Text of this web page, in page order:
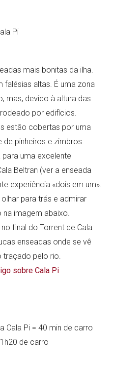
mais bonitas da ilha.
falésias altas. É uma zona
mas, devido à altura das
por edifícios.
estão cobertas por uma
pinheiros e zimbros.
uma excelente
Beltran (ver a enseada
experiência «dois em um».
para trás e admirar
na imagem abaixo.
final do Torrent de Cala
enseadas onde se vê
traçado pelo rio.
sobre Cala Pi
Cala Pi = 40 min de carro
de carro